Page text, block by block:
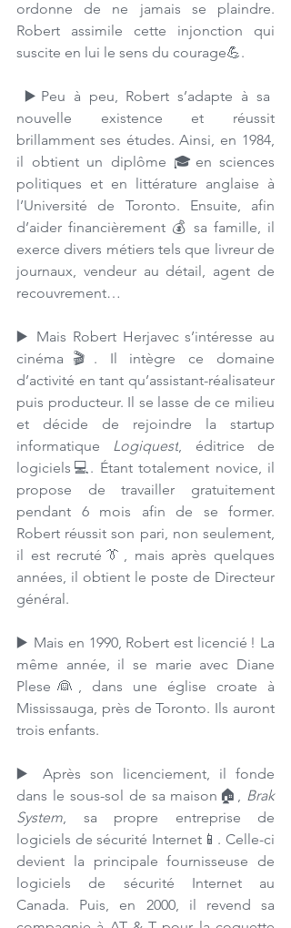
ordonne de ne jamais se plaindre.
Robert assimile cette injonction qui
suscite en lui le sens du courage💪.
nouvelle existence et réussit
brillamment ses études. Ainsi, en 1984,
il obtient un diplôme 🎓en sciences
politiques et en littérature anglaise à
l’Université de Toronto. Ensuite, afin
d’aider financièrement 💰 sa famille, il
exerce divers métiers tels que livreur de
journaux, vendeur au détail, agent de
recouvrement…
▶️ Mais Robert Herjavec s’intéresse au
cinéma🎬. Il intègre ce domaine
d’activité en tant qu’assistant-réalisateur
puis producteur. Il se lasse de ce milieu
et décide de rejoindre la startup
informatique Logiquest, éditrice de
logiciels💻. Étant totalement novice, il
propose de travailler gratuitement
pendant 6 mois afin de se former.
Robert réussit son pari, non seulement,
il est recruté👔, mais après quelques
années, il obtient le poste de Directeur
général.
▶️ Mais en 1990, Robert est licencié ! La
même année, il se marie avec Diane
Plese👰,
Mississauga, près de Toronto. Ils auront
trois enfants.
▶️ Après son licenciement, il fonde
dans le sous-sol de sa maison🏠, Brak
System,
logiciels de sécurité Internet📱. Celle-ci
devient la principale fournisseuse de
logiciels de sécurité Internet au
Canada. Puis, en 2000, il revend sa